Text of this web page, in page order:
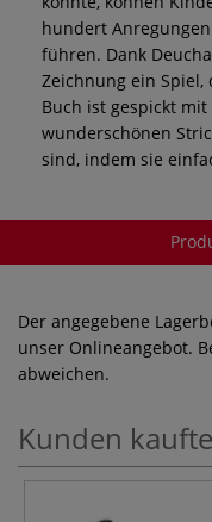
hundert
führen. Dank
Zeichnung ein Spiel,
Buch ist gespickt mit
wunderschönen
sind, indem sie
Der angegebene
unser Onlineangebot.
abweichen.
Kunden